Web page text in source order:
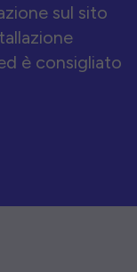
sul sito
è consigliato